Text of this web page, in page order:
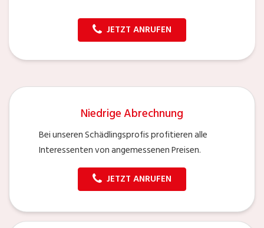
JETZT ANRUFEN
Niedrige Abrechnung
Bei unseren Schädlingsprofis profitieren alle
Interessenten von angemessenen Preisen.
JETZT ANRUFEN